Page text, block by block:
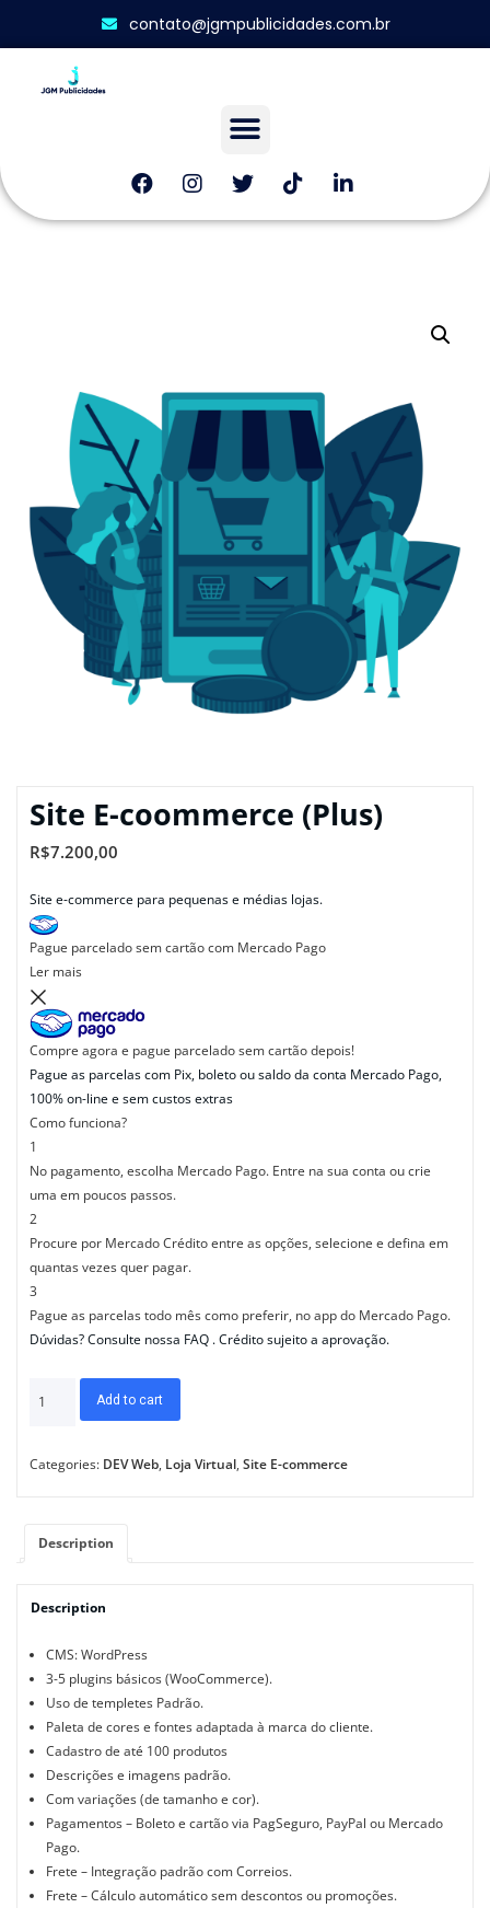
contato@jgmpublicidades.com.br
Site E-coommerce (Plus)
R$7.200,00
Site e-commerce para pequenas e médias lojas.
Pague parcelado sem cartãocom Mercado Pago
Ler mais
Compre agora e pague parcelado sem cartão depois!
Pague as parcelas com Pix, boleto ou saldo da conta Mercado Pago,
100% on-line e sem custos extras
Como funciona?
1
No pagamento, escolha Mercado Pago. Entre na sua conta ou crie
uma em poucos passos.
2
Procure por Mercado Créditoentre as opções, selecione e defina em
quantas vezes quer pagar.
3
Pague as parcelas todo mês como preferir, no app do Mercado Pago.
Dúvidas?Consulte nossa FAQ. Crédito sujeito a aprovação.
Add to cart
Categories: DEV Web, Loja Virtual, Site E-commerce
Description
Description
CMS: WordPress
3-5 plugins básicos (WooCommerce).
Uso de templetes Padrão.
Paleta de cores e fontes adaptada à marca do cliente.
Cadastro de até 100 produtos
Descrições e imagens padrão.
Com variações (de tamanho e cor).
Pagamentos – Boleto e cartão via PagSeguro, PayPal ou Mercado
Pago.
Frete – Integração padrão com Correios.
Frete – Cálculo automático sem descontos ou promoções.